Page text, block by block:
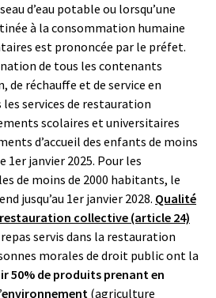
d’eau potable ou lorsqu’une
à la consommation humaine
est prononcée par le préfet.
de tous les contenants
de réchauffe et de service en
services de restauration
scolaires et universitaires
d’accueil des enfants de moins
1er janvier 2025. Pour les
de moins de 2000 habitants, le
jusqu’au 1er janvier 2028. Qualité
collective (article 24)
servis dans la restauration
morales de droit public ont la
50% de produits prenant en
(agriculture